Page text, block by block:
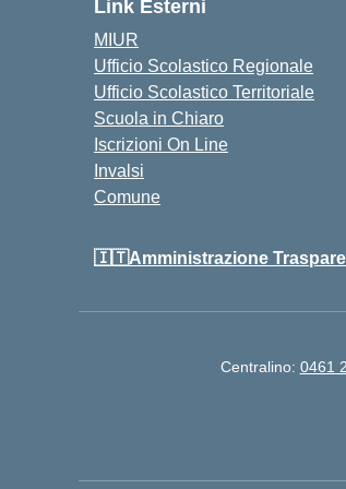
Link Esterni
MIUR
Ufficio Scolastico Regionale
Ufficio Scolastico Territoriale
Scuola in Chiaro
Iscrizioni On Line
Invalsi
Comune
🇮🇹Amministrazione
Centralino: 0461